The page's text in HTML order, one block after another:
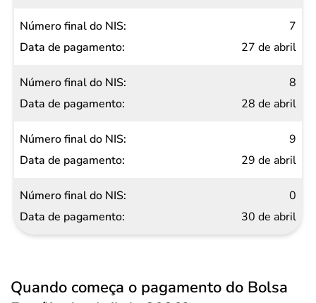
7
27 de abril
8
28 de abril
9
29 de abril
0
30 de abril
Quando começa o pagamento do Bolsa